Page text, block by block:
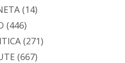
(14)
(446)
(271)
(667)